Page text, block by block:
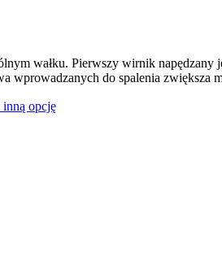
wałku. Pierwszy wirnik
wprowadzanych do spalenia zwiększa
opcję